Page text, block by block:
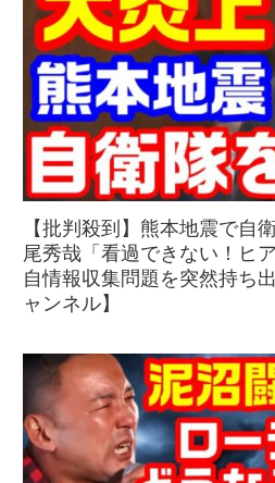
【批判殺到】熊本地震で自
尾秀哉「看過できない！ヒ
自情報収集問題を突然持ち
ャンネル】